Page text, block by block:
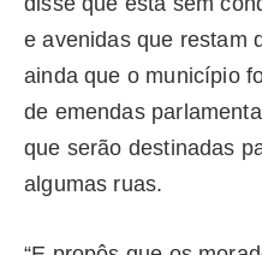
e avenidas que restam
ainda que o município
de emendas
que serão destinadas
algumas ruas.